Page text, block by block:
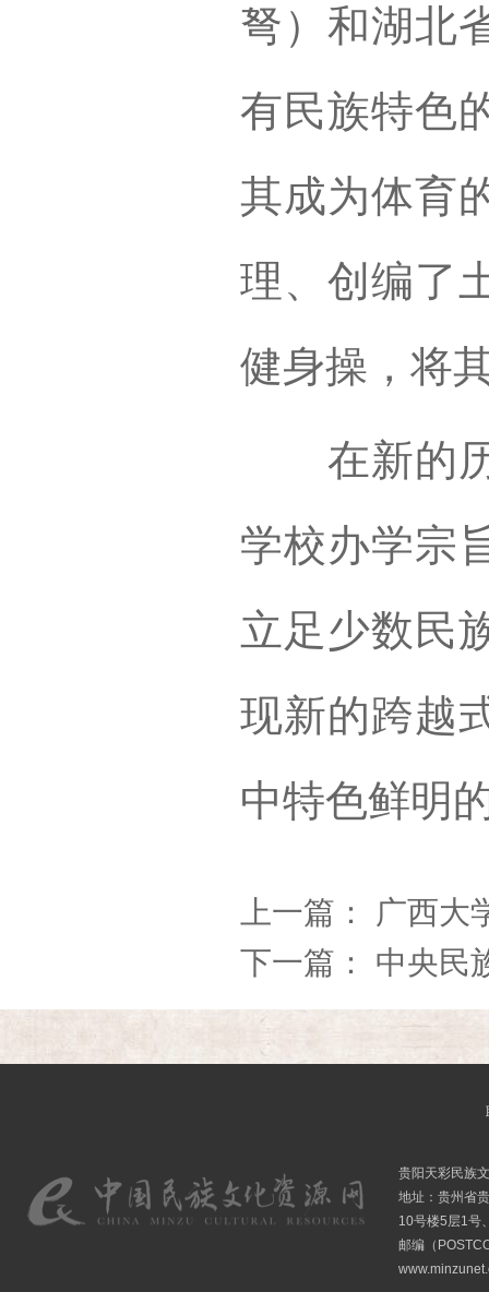
弩）和湖北
有民族特色
其成为体育
理、创编了
健身操，将
在新的历
学校办学宗
立足少数民
现新的跨越
中特色鲜明
上一篇： 广西大
下一篇： 中央民
贵阳天彩民族
地址：贵州省
10号楼5层1号
邮编（